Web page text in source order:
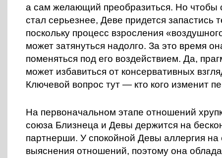
а сам желающий преобразиться. Но чтобы
стал серьезнее, Деве придется запастись
поскольку процесс взросления
может затянуться надолго. За это время
поменяться под его воздействием. Да,
может избавиться от консервативных
Ключевой вопрос тут — кто кого изменит
На первоначальном этапе отношений
союза Близнеца и Девы держится на
партнерши. У спокойной Девы аллергия на
выяснения отношений, поэтому она